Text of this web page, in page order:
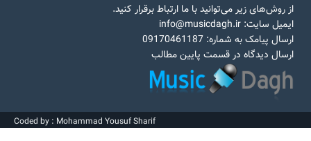
ازروش‌هایزیر می‌توانید با ما ارتباط برقرار کنید.
ایمیل سایت: info@musicdagh.ir
ارسال پیامک به شماره: 09170461187
ارسال دیدگاه در قسمت پایین مطالب
Coded by : Mohammad Yousuf Sharif